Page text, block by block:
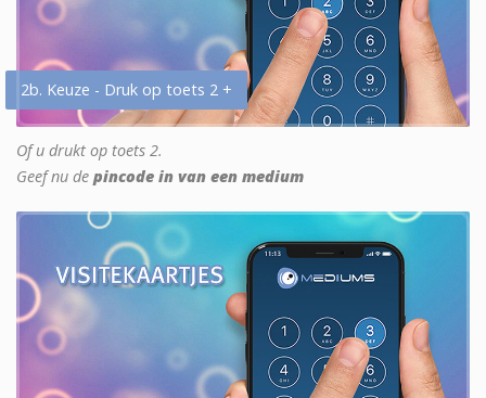
2b. Keuze - Druk op toets 2 +
Of u drukt op toets 2.
Geef nu de pincode in van een medium